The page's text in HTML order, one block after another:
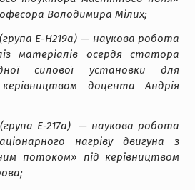
Володимира Мілих;
(група Е-Н219а) — наукова робота
матеріалів осердя статора
силової установки для
доцента Андрія
Е-217а) — наукова робота
нагріву двигуна з
потоком» під керівництвом